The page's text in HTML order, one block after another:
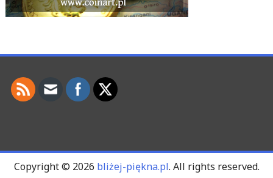
Copyright © 2026 bliżej-piękna.pl. All rights reserved.